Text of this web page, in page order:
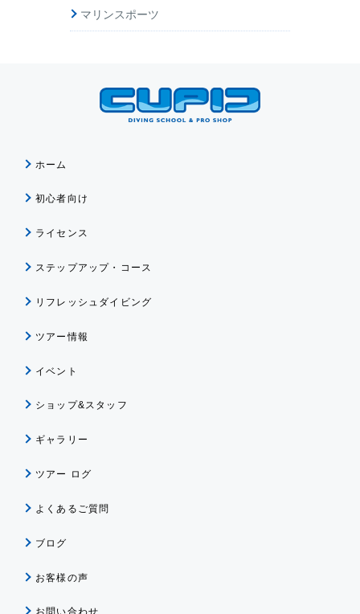
マリンスポーツ
ホーム
初心者向け
ライセンス
ステップアップ・コース
リフレッシュダイビング
ツアー情報
イベント
ショップ&スタッフ
ギャラリー
ツアー ログ
よくあるご質問
ブログ
お客様の声